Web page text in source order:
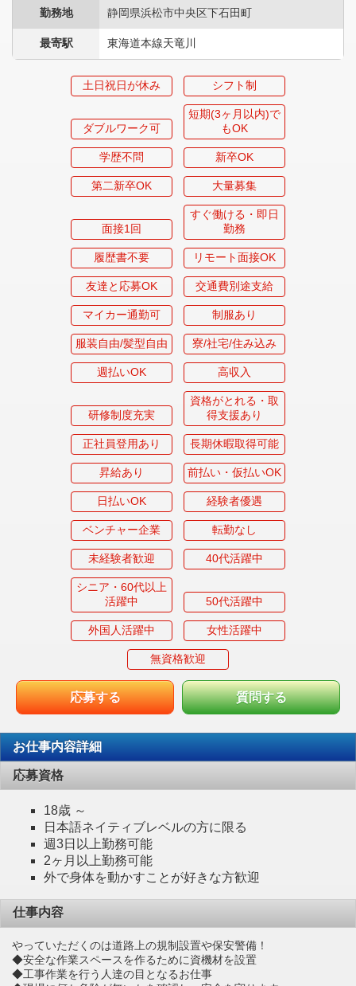
勤務地 静岡県浜松市中央区下石田町
最寄駅 東海道本線天竜川
土日祝日が休み シフト制
ダブルワーク可
短期(3ヶ月以内)で
もOK
学歴不問 新卒OK
第二新卒OK 大量募集
面接1回
すぐ働ける・即日
勤務
履歴書不要 リモート面接OK
友達と応募OK 交通費別途支給
マイカー通勤可 制服あり
服装自由/髪型自由 寮/社宅/住み込み
週払いOK 高収入
研修制度充実
資格がとれる・取
得支援あり
正社員登用あり 長期休暇取得可能
昇給あり 前払い・仮払いOK
日払いOK 経験者優遇
ベンチャー企業 転勤なし
未経験者歓迎 40代活躍中
シニア・60代以上
活躍中
50代活躍中
外国人活躍中 女性活躍中
無資格歓迎
応募する 質問する
お仕事内容詳細
応募資格
18歳 ～
日本語ネイティブレベルの方に限る
週3日以上勤務可能
2ヶ月以上勤務可能
外で身体を動かすことが好きな方歓迎
仕事内容
やっていただくのは道路上の規制設置や保安警備！
◆安全な作業スペースを作るために資機材を設置
◆工事作業を行う人達の目となるお仕事